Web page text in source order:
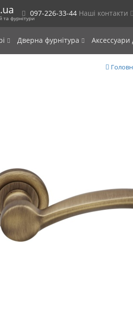
та фурнітури
097-226-33-44 Наші контакти
Дверна фурнітура